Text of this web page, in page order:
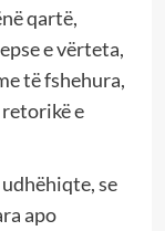
qartë,
e vërteta,
të fshehura,
retorikë e
se
apo